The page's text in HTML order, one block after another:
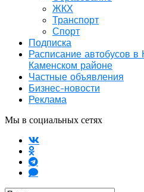
ЖКХ
Транспорт
Спорт
Подписка
Расписание автобусов
Каменском районе
Частные объявления
Бизнес-новости
Реклама
Мы в социальных сетях